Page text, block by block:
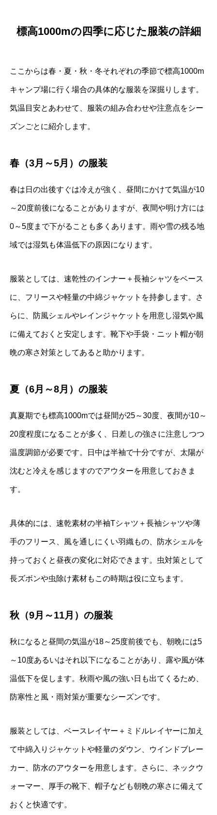
標高1000mの四季に応じた服装の詳細
ここからは春・夏・秋・冬それぞれの季節で標高1000m
キャンプ場に行く場合の具体的な服装を深掘りします。
気温目安とあわせて、服装の組み合わせや注意点をシー
ズンごとに紹介します。
春（3月～5月）の服装
春は日の出後すぐは冷えが強く、昼間にかけて気温が10
～20度前後になることがありますが、夜間や明け方には
0～5度まで下がることも多くあります。雨や雪の残る地
域では湿気も体温低下の原因になります。
服装としては、速乾性のインナー＋長袖シャツをベース
に、フリースや軽量の中綿ジャケットを持参します。さ
らに、防風シェルやレインジャケットを用意し湿気や風
に備えておくと安定します。靴下や手袋・ニット帽が朝
晩の寒さ対策としてあると助かります。
夏（6月～8月）の服装
真夏期でも標高1000mでは昼間が25～30度、夜間が10～
20度程度になることが多く、日差しの強さに注意しつつ
温度調節が必要です。日中は半袖で十分ですが、太陽が
沈むと冷えを感じますのでアウターを用意しておきま
す。
具体的には、速乾素材の半袖Tシャツ＋長袖シャツや薄
手のフリース、風を通しにくい羽織もの、防水シェルを
持っておくと昼夜の変化に対応できます。虫対策として
長ズボンや虫除け素材もこの時期は役に立ちます。
秋（9月～11月）の服装
秋になると昼間の気温が18～25度前後でも、朝晩には5
～10度あるいはそれ以下になることがあり、露や風が体
温低下を促します。秋雨や風の強い日も出てくるため、
防寒性と風・雨対策が重要なシーズンです。
服装としては、ベースレイヤー＋ミドルレイヤーに加え
て中綿入りジャケットや軽量のダウン、ウインドブレー
カー、防水のアウターを用意します。さらに、ネックウ
ォーマー、厚手の靴下、帽子なども朝晩の寒さに備えて
おくと快適です。